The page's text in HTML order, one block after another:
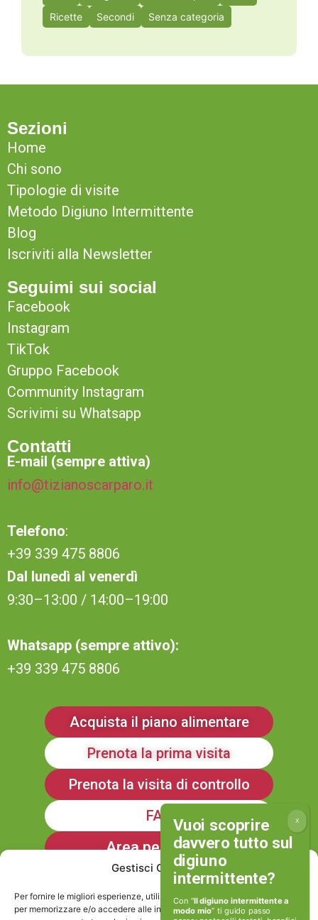
Gestisci Consenso
Per fornire le migliori esperienze, utilizziamo tecnologie come i cookie
per memorizzare e/o accedere alle informazioni del dispositivo. Il
Ricette
Secondi Senza categoria
Sezioni
Home
Chi sono
Tipologie di visite
Metodo Digiuno Intermittente
Blog
Iscriviti alla Newsletter
Seguimi sui social
Facebook
Instagram
TikTok
Gruppo Facebook
Community Instagram
Scrivimi su Whatsapp
Contatti
E-mail (sempre attiva)
info@tizianoscarparo.it
Telefono:
+39 339 475 8806
Dal lunedì al venerdì
9:30–13:00 / 14:00–19:00
Whatsapp (sempre attivo):
+39 339 475 8806
Acquista il piano alimentare
Prenota la prima visita
Prenota la visita di controllo
FAQ
Area personale
Iscriviti alla Newsletter
Con “Il digiuno intermittente a
modo mio” ti guido passo